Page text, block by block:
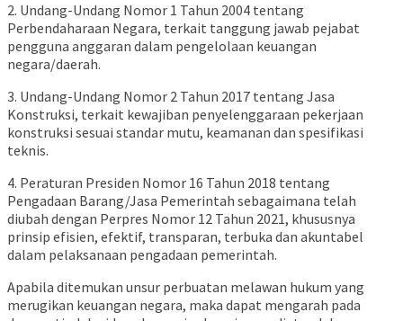
2. Undang-Undang Nomor 1 Tahun 2004 tentang
Perbendaharaan Negara, terkait tanggung jawab pejabat
pengguna anggaran dalam pengelolaan keuangan
negara/daerah.
3. Undang-Undang Nomor 2 Tahun 2017 tentang Jasa
Konstruksi, terkait kewajiban penyelenggaraan pekerjaan
konstruksi sesuai standar mutu, keamanan dan spesifikasi
teknis.
4. Peraturan Presiden Nomor 16 Tahun 2018 tentang
Pengadaan Barang/Jasa Pemerintah sebagaimana telah
diubah dengan Perpres Nomor 12 Tahun 2021, khususnya
prinsip efisien, efektif, transparan, terbuka dan akuntabel
dalam pelaksanaan pengadaan pemerintah.
Apabila ditemukan unsur perbuatan melawan hukum yang
merugikan keuangan negara, maka dapat mengarah pada